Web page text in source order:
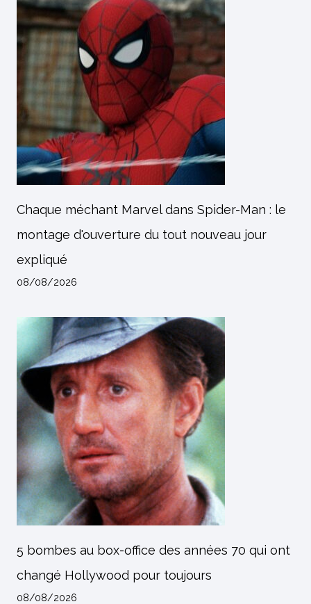
Chaque méchant Marvel dans Spider-Man : le
montage d'ouverture du tout nouveau jour
expliqué
08/08/2026
5 bombes au box-office des années 70 qui ont
changé Hollywood pour toujours
08/08/2026